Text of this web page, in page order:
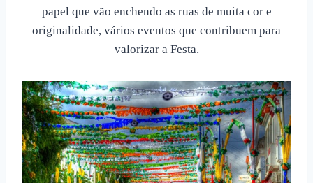
papel que vão enchendo as ruas de muita cor e
originalidade, vários eventos que contribuem para
valorizar a Festa.